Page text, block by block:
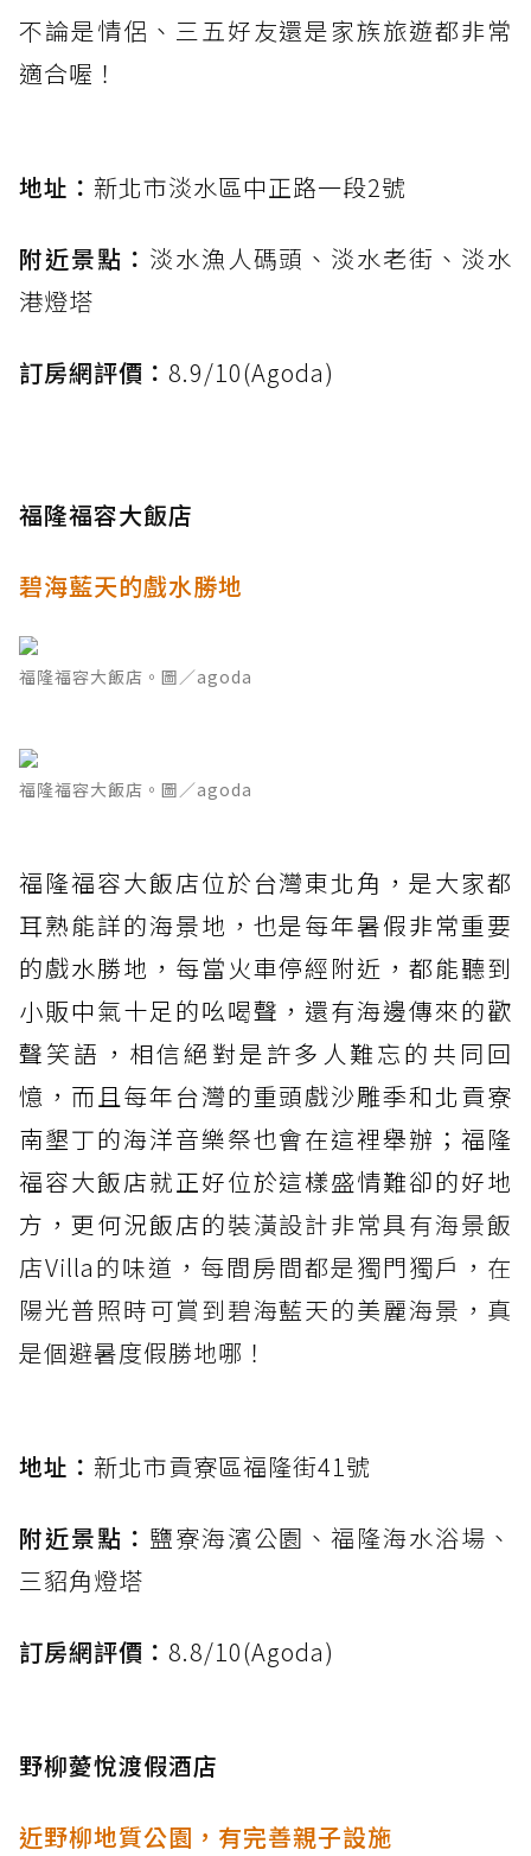
不論是情侶、三五好友還是家族旅遊都非常
適合喔！
地址： 新北市淡水區中正路一段2號
附近景點： 淡水漁人碼頭、淡水老街、淡水
港燈塔
訂房網評價： 8.9/10(Agoda)
福隆福容大飯店
碧海藍天的戲水勝地
福隆福容大飯店。圖／agoda
福隆福容大飯店。圖／agoda
福隆福容大飯店位於台灣東北角，是大家都
耳熟能詳的海景地，也是每年暑假非常重要
的戲水勝地，每當火車停經附近，都能聽到
小販中氣十足的吆喝聲，還有海邊傳來的歡
聲笑語，相信絕對是許多人難忘的共同回
憶，而且每年台灣的重頭戲沙雕季和北貢寮
南墾丁的海洋音樂祭也會在這裡舉辦；福隆
福容大飯店就正好位於這樣盛情難卻的好地
方，更何況飯店的裝潢設計非常具有海景飯
店Villa的味道，每間房間都是獨門獨戶，在
陽光普照時可賞到碧海藍天的美麗海景，真
是個避暑度假勝地哪！
地址： 新北市貢寮區福隆街41號
附近景點： 鹽寮海濱公園、福隆海水浴場、
三貂角燈塔
訂房網評價： 8.8/10(Agoda)
野柳薆悅渡假酒店
近野柳地質公園，有完善親子設施